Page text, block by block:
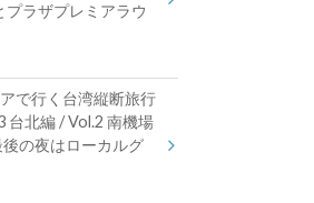
プラザプレミアラウ
で行く台湾縦断旅行
台北編 / Vol.2 南機場
の夜はローカルグ